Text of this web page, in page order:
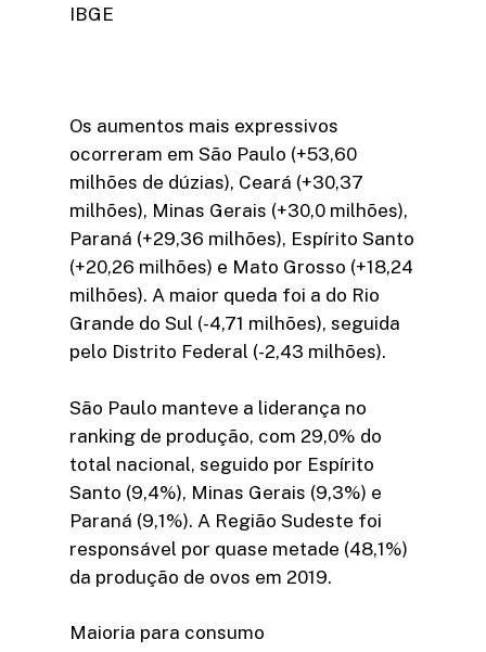
IBGE
Os aumentos mais expressivos
ocorreram em São Paulo (+53,60
milhões de dúzias), Ceará (+30,37
milhões), Minas Gerais (+30,0 milhões),
Paraná (+29,36 milhões), Espírito Santo
(+20,26 milhões) e Mato Grosso (+18,24
milhões). A maior queda foi a do Rio
Grande do Sul (-4,71 milhões), seguida
pelo Distrito Federal (-2,43 milhões).
São Paulo manteve a liderança no
ranking de produção, com 29,0% do
total nacional, seguido por Espírito
Santo (9,4%), Minas Gerais (9,3%) e
Paraná (9,1%). A Região Sudeste foi
responsável por quase metade (48,1%)
da produção de ovos em 2019.
Maioria para consumo